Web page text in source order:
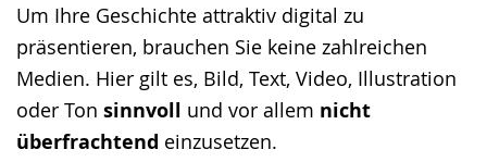
Um Ihre Geschichte attraktiv digital zu
präsentieren, brauchen Sie keine zahlreichen
Medien. Hier gilt es, Bild, Text, Video, Illustration
oder Ton sinnvoll und vor allem nicht
überfrachtend einzusetzen.
wechseln.
Deutscher
Gebärdensprache
wird
angezeigt.